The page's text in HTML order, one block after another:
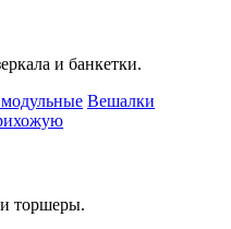
и банкетки.
Вешалки
торшеры.